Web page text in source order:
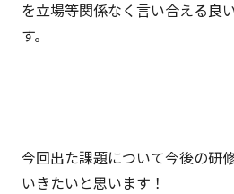
を立場等関係なく言い合える良
す。
今回出た課題について今後の研
いきたいと思います！